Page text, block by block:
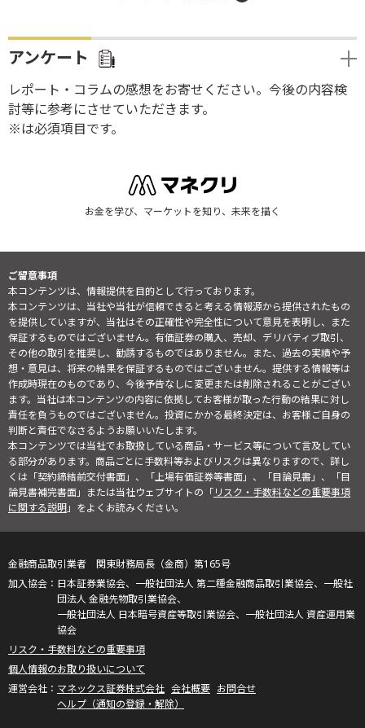
アンケート
レポート・コラムの感想をお寄せください。今後の内容検
討等に参考にさせていただきます。
※は必須項目です。
お金を学び、マーケットを知り、未来を描く
ご留意事項
本コンテンツは、情報提供を目的として行っております。
本コンテンツは、当社や当社が信頼できると考える情報源から提供されたもの
を提供していますが、当社はその正確性や完全性について意見を表明し、また
保証するものではございません。有価証券の購入、売却、デリバティブ取引、
その他の取引を推奨し、勧誘するものではありません。また、過去の実績や予
想・意見は、将来の結果を保証するものではございません。提供する情報等は
作成時現在のものであり、今後予告なしに変更または削除されることがござい
ます。当社は本コンテンツの内容に依拠してお客様が取った行動の結果に対し
責任を負うものではございません。投資にかかる最終決定は、お客様ご自身の
判断と責任でなさるようお願いいたします。
本コンテンツでは当社でお取扱している商品・サービス等について言及してい
る部分があります。商品ごとに手数料等およびリスクは異なりますので、詳し
くは「契約締結前交付書面」、「上場有価証券等書面」、「目論見書」、「目
論見書補完書面」または当社ウェブサイトの「リスク・手数料などの重要事項
に関する説明」をよくお読みください。
金融商品取引業者 関東財務局長（金商）第165号
日本証券業協会、一般社団法人 第二種金融商品取引業協会、一般社
団法人 金融先物取引業協会、
一般社団法人 日本暗号資産等取引業協会、一般社団法人 資産運用業
協会
リスク・手数料などの重要事項
個人情報のお取り扱いについて
マネックス証券株式会社 会社概要 お問合せ
ヘルプ（通知の登録・解除）